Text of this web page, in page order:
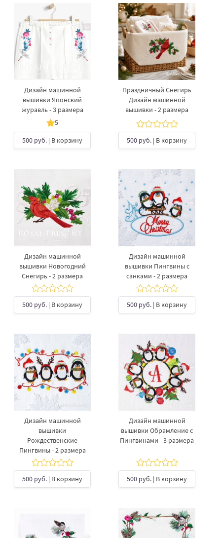
Дизайн машинной
вышивки Японский
журавль - 3 размера
5
500 руб. | В корзину
Праздничный Снегирь
Дизайн машинной
вышивки - 2 размера
500 руб. | В корзину
Дизайн машинной
вышивки Новогодний
Снегирь - 2 размера
500 руб. | В корзину
Дизайн машинной
вышивки Пингвины с
санками - 2 размера
500 руб. | В корзину
Дизайн машинной
вышивки
Рождественские
Пингвины - 2 размера
500 руб. | В корзину
Дизайн машинной
вышивки Обрамление с
Пингвинами - 3 размера
500 руб. | В корзину